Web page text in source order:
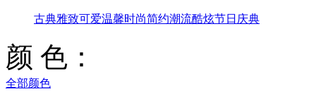
古典雅致可爱温馨时尚简约潮流酷炫节日庆典
颜 色：
全部颜色